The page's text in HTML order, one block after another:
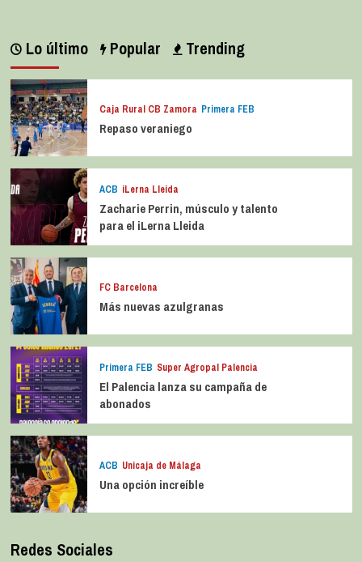
Lo último Popular Trending
Caja Rural CB Zamora Primera FEB
Repaso veraniego
ACB iLerna Lleida
Zacharie Perrin, músculo y talento
para el iLerna Lleida
FC Barcelona
Más nuevas azulgranas
Primera FEB Super Agropal Palencia
El Palencia lanza su campaña de
abonados
ACB Unicaja de Málaga
Una opción increíble
Redes Sociales